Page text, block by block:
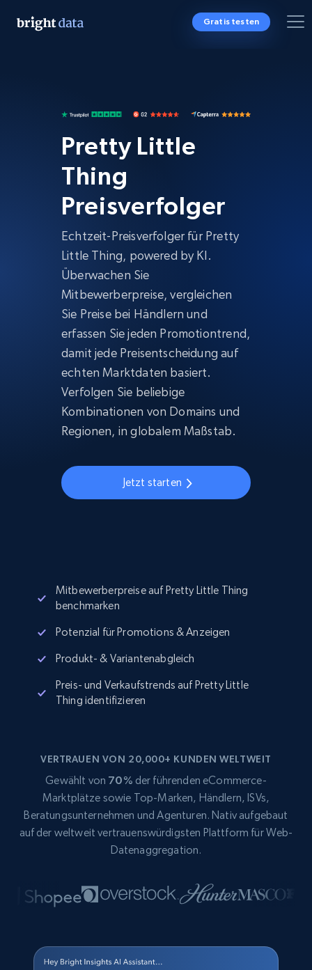
Gratis testen
Pretty Little
Thing
Preisverfolger
Echtzeit-Preisverfolger für Pretty
Little Thing, powered by KI.
Überwachen Sie
Mitbewerberpreise, vergleichen
Sie Preise bei Händlern und
erfassen Sie jeden Promotiontrend,
damit jede Preisentscheidung auf
echten Marktdaten basiert.
Verfolgen Sie beliebige
Kombinationen von Domains und
Regionen, in globalem Maßstab.
Jetzt starten
Mitbewerberpreise auf Pretty Little Thing
benchmarken
Potenzial für Promotions & Anzeigen
Produkt- & Variantenabgleich
Preis- und Verkaufstrends auf Pretty Little
Thing identifizieren
VERTRAUEN VON 20,000+ KUNDEN WELTWEIT
Gewählt von 70% der führenden eCommerce-
Marktplätze sowie Top-Marken, Händlern, ISVs,
Beratungsunternehmen und Agenturen. Nativ aufgebaut
auf der weltweit vertrauenswürdigsten Plattform für Web-
Datenaggregation.